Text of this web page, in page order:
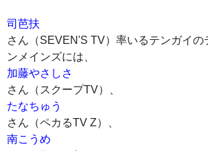
司芭扶
さん（SEVEN'S TV）率いるテンガイの
ンメインズには、
加藤やさしさ
さん（スクープTV）、
たなちゅう
さん（ペカるTV Z）、
南こうめ